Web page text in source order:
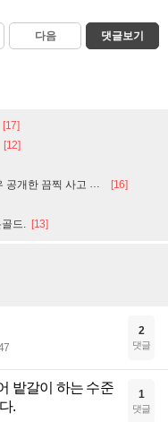
다음 댓글보기
[17]
[12]
한 끔찍 사고 현장 [16]
드. [13]
2
댓글
밭갈이 하는 수준
.
1
댓글